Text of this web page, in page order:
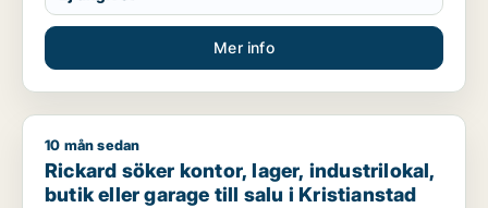
Mer info
Rickard söker kontor, lager, industrilokal, butik eller garage
10 mån sedan
Rickard söker kontor, lager, industrilokal,
butik eller garage till salu i Kristianstad